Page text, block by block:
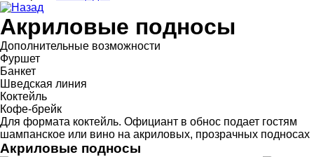
Назад
Акриловые подносы
Дополнительные возможности
Фуршет
Банкет
Шведская линия
Коктейль
Кофе-брейк
Для формата коктейль. Официант в обнос подает гостям
шампанское или вино на акриловых, прозрачных подносах
Акриловые подносы